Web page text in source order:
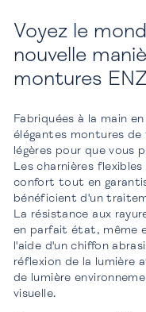
Voyez le
nouvelle
montures
Fabriquées à la main
élégantes montures
légères pour que vous
Les charnières
confort tout en
bénéficient d'un
La résistance aux
en parfait état, même
l'aide d'un chiffon
réflexion de la lumière
de lumière
visuelle.